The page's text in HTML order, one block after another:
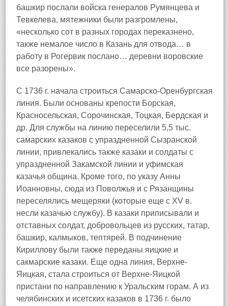
башкир послали войска генералов Румянцева и
Тевкелева, мятежники были разгромлены,
«несколько сот в разных городах переказнено,
также немалое число в Казань для отвода… в
работу в Рогервик послано… деревни воровские
все разорены».
С 1736 г. начала строиться Самарско-Оренбургская
линия. Были основаны крепости Борская,
Красносельская, Сорочинская, Тоцкая, Бердская и
др. Для службы на линию переселили 5,5 тыс.
самарских казаков с упраздненной Сызранской
линии, привлекались также казаки и солдаты с
упраздненной Закамской линии и уфимская
казачья община. Кроме того, по указу Анны
Иоанновны, сюда из Поволжья и с Рязанщины
переселялись мещеряки (которые еще с XV в.
несли казачью службу). В казаки приписывали и
отставных солдат, добровольцев из русских, татар,
башкир, калмыков, тептярей. В подчинение
Кириллову были также переданы яицкие и
сакмарские казаки. Еще одна линия, Верхне-
Яицкая, стала строиться от Верхне-Яицкой
пристани по направлению к Уральским горам. А из
челябинских и исетских казаков в 1736 г. было